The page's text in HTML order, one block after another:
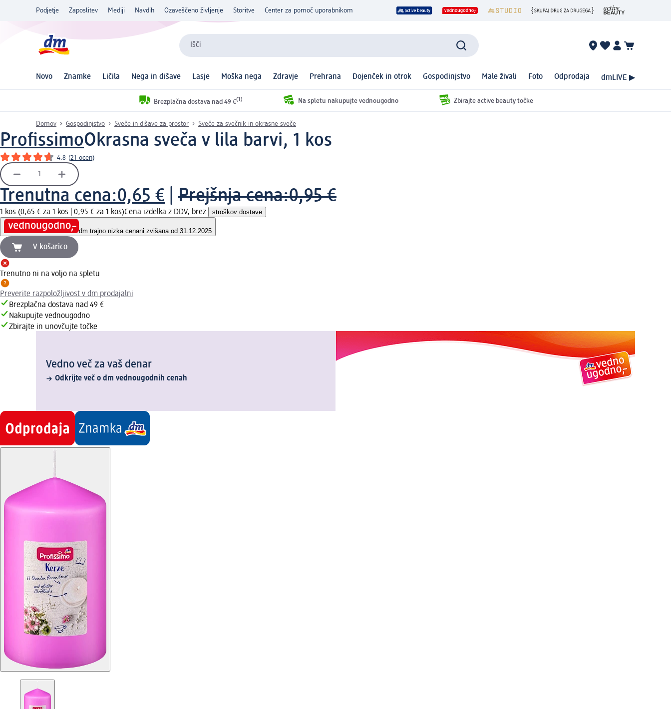
Podjetje Zaposlitev Mediji Navdih Ozaveščeno življenje Storitve Center za pomoč uporabnikom
Išči
Novo Znamke Ličila Nega in dišave Lasje Moška nega Zdravje Prehrana Dojenček in otrok Gospodinjstvo Male živali Foto Odprodaja dmLIVE ▶
Brezplačna dostava nad 49 €(1) Na spletu nakupujte vednougodno Zbirajte active beauty točke
Domov Gospodinjstvo Sveče in dišave za prostor Sveče za svečnik in okrasne sveče
ProfissimoOkrasna sveča v lila barvi, 1 kos
4.8 (21 ocen)
Trenutna cena:0,65 € Prejšnja cena:0,95 €
1 kos (0,65 € za 1 kos | 0,95 € za 1 kos)Cena izdelka z DDV, brez stroškov dostave
dm trajno nizka cenani zvišana od 31.12.2025
V košarico
Trenutno ni na voljo na spletu
Preverite razpoložljivost v dm prodajalni
Brezplačna dostava nad 49 €
Nakupujte vednougodno
Zbirajte in unovčujte točke
Vedno več za vaš denar
Odkrijte več o dm vednougodnih cenah